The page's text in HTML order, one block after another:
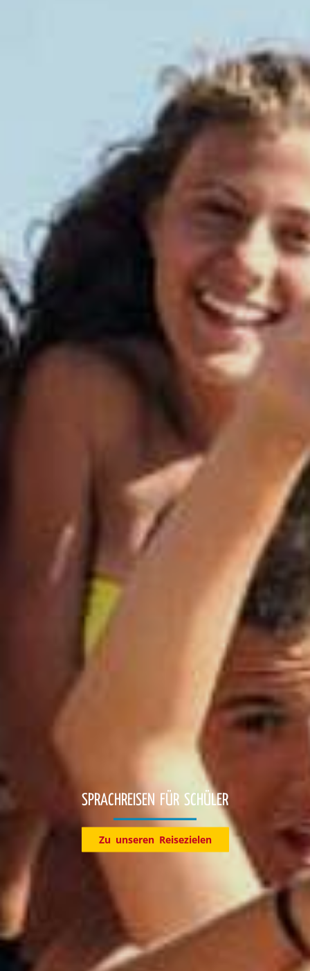
Entdecke jetzt unsere Reiseziele